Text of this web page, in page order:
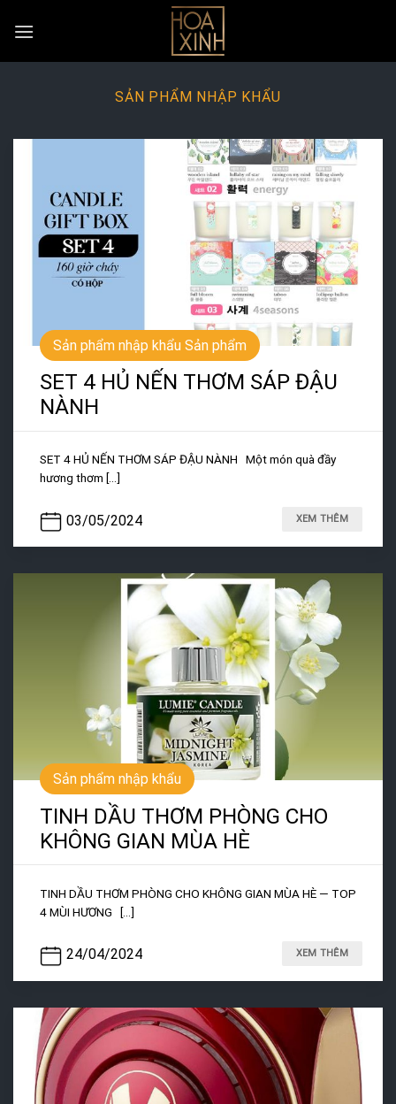
SẢN PHẨM NHẬP KHẨU
Sản phẩm nhập khẩu Sản phẩm
SET 4 HỦ NẾN THƠM SÁP ĐẬU
NÀNH
03/05/2024
SET 4 HỦ NẾN THƠM SÁP ĐẬU NÀNH Một món quà đầy
hương thơm [...]
XEM THÊM
Sản phẩm nhập khẩu
TINH DẦU THƠM PHÒNG CHO
KHÔNG GIAN MÙA HÈ
24/04/2024
TINH DẦU THƠM PHÒNG CHO KHÔNG GIAN MÙA HÈ — TOP
4 MÙI HƯƠNG [...]
XEM THÊM